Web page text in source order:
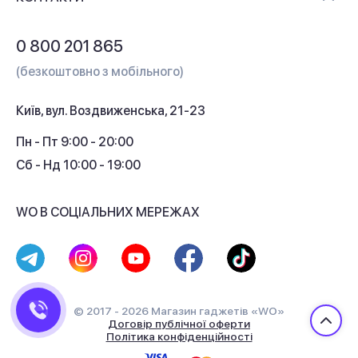
Кешбек
0 800 201 865
(безкоштовно з мобільного)
Київ, вул. Воздвиженська, 21-23
Пн - Пт 9:00 - 20:00
Сб - Нд 10:00 - 19:00
WO В СОЦІАЛЬНИХ МЕРЕЖАХ
© 2017 - 2026 Магазин гаджетів «WO»
Договір публічної оферти
Політика конфіденційності